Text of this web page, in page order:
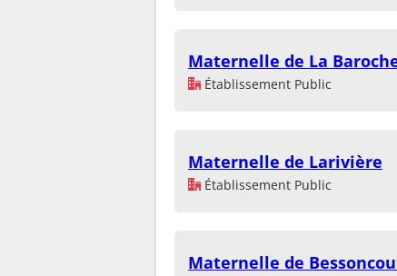
Maternelle de La
Établissement Public
Maternelle de Larivière
Établissement Public
Maternelle de